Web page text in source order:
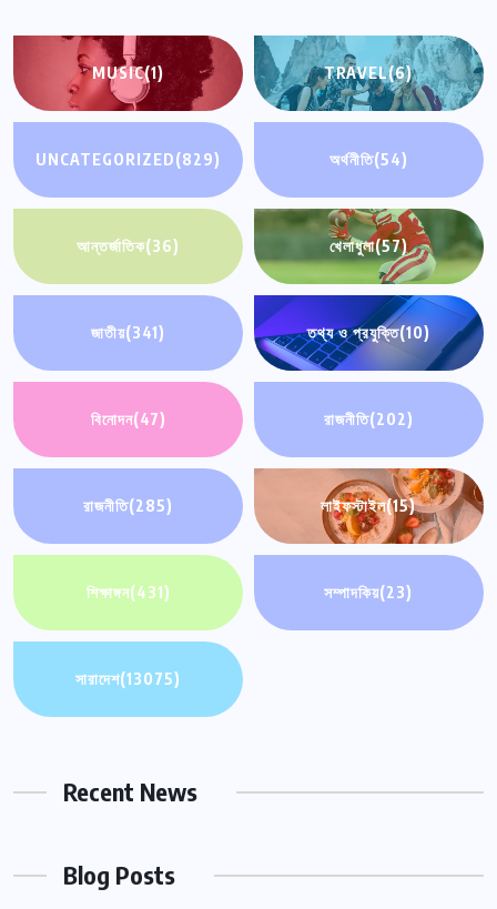
MUSIC(1) TRAVEL(6)
UNCATEGORIZED(829) অর্থনীতি(54)
আন্তর্জাতিক(36) খেলাধুলা(57)
জাতীয়(341) তথ্য ও প্রযুক্তি(10)
বিনোদন(47) রাজনীতি(202)
রাজনীতি(285) লাইফস্টাইল(15)
শিক্ষাঙ্গন(431) সম্পাদকিয়(23)
সারাদেশ(13075)
Recent News
Blog Posts